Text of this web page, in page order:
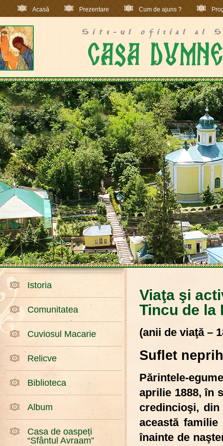
Acasă Prezentare Cum de ajuns ?
Istoria
Comunitatea
Cuviosul Macarie
Relicve
Biblioteca
Album
Casa de oaspeți
“Sfântul Avraam”
Viaţa şi
Tincu de la
(anii de viaţă –
Suflet
Părintele-
aprilie 1888, în
credincioşi,
această
înainte de